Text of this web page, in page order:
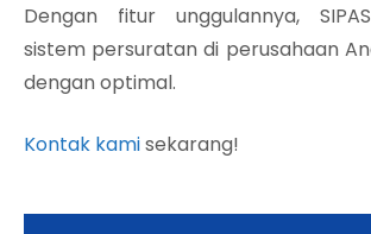
Dengan fitur unggulannya,
sistem persuratan di perusahaan
dengan optimal.
Kontak kamisekarang!